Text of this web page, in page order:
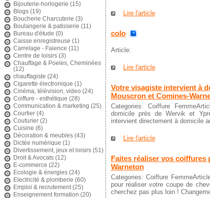
Bijouterie-horlogerie (15)
Blogs(19)
Boucherie Charcuterie (3)
Boulangerie & patisserie (11)
Bureau d'étude (0)
Caisse enregistreuse (1)
Carrelage - Faience (11)
Centre de loisirs(3)
Chauffage & Poeles, Cheminées
(12)
chauffagiste (24)
Cigarette électronique (1)
Cinéma, télévision, video (24)
Coiffure - esthétique (28)
Communication & marketing (25)
Courtier(4)
Couturier(2)
Cuisine (6)
Décoration & meubles(43)
Dictée numérique (1)
Divertissement, jeux et loisirs(51)
Droit & Avocats(12)
E-commerce (22)
Ecologie & énergies(24)
Electricité & plomberie (60)
Emploi & recrutement(25)
Enseignement formation (20)
Lire l'article
colo
Article:
Lire l'article
Votre visagiste intervient à
Mouscron et Comines-
Categories: Coiffure
domicile près de Wervik et
intervient directement à domicile
Lire l'article
Faites réaliser vos coiffures
Warneton
Categories: Coiffure
pour réaliser votre coupe de
cherchez pas plus loin !